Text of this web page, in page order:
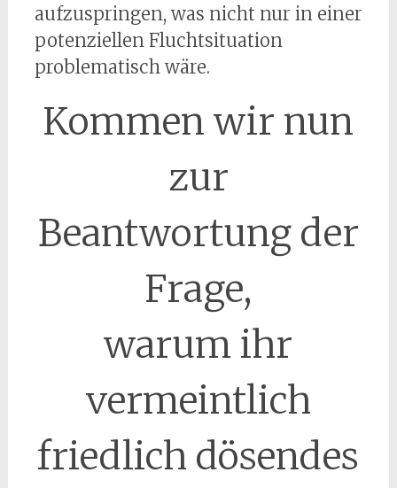
aufzuspringen, was nicht nur in einer
potenziellen Fluchtsituation
problematisch wäre.
Kommen wir nun
zur
Beantwortung der
Frage,
warum ihr
vermeintlich
friedlich dösendes